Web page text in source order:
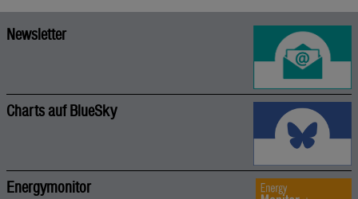
Newsletter
Charts auf BlueSky
Energymonitor